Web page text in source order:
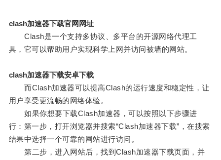
clash加速器下载官网网址
Clash是一个支持多协议、多平台的开源网络代理工
具，它可以帮助用户实现科学上网并访问被墙的网站。
clash加速器下载安卓下载
而Clash加速器可以提高Clash的运行速度和稳定性，让
用户享受更流畅的网络体验。
如果你想要下载Clash加速器，可以按照以下步骤进
行：第一步，打开浏览器并搜索“Clash加速器下载”，在搜索
结果中选择一个可靠的网站进行访问。
第二步，进入网站后，找到Clash加速器下载页面，并